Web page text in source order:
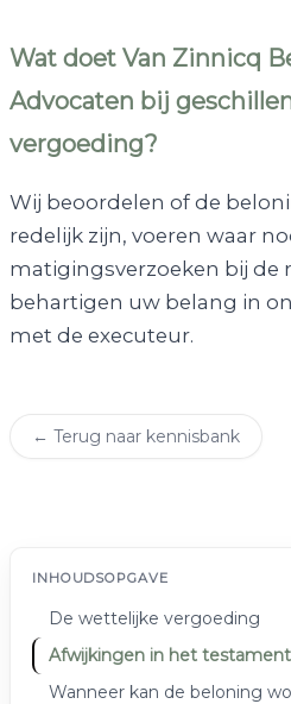
Wat doet Van Zinnicq
Advocaten bij
vergoeding?
Wij beoordelen of de
redelijk zijn, voeren waar
matigingsverzoeken bij de
behartigen uw belang in
met de executeur.
← Terug naar kennisbank
INHOUDSOPGAVE
De wettelijke vergoeding
Afwijkingen in het testament
Wanneer kan de beloning